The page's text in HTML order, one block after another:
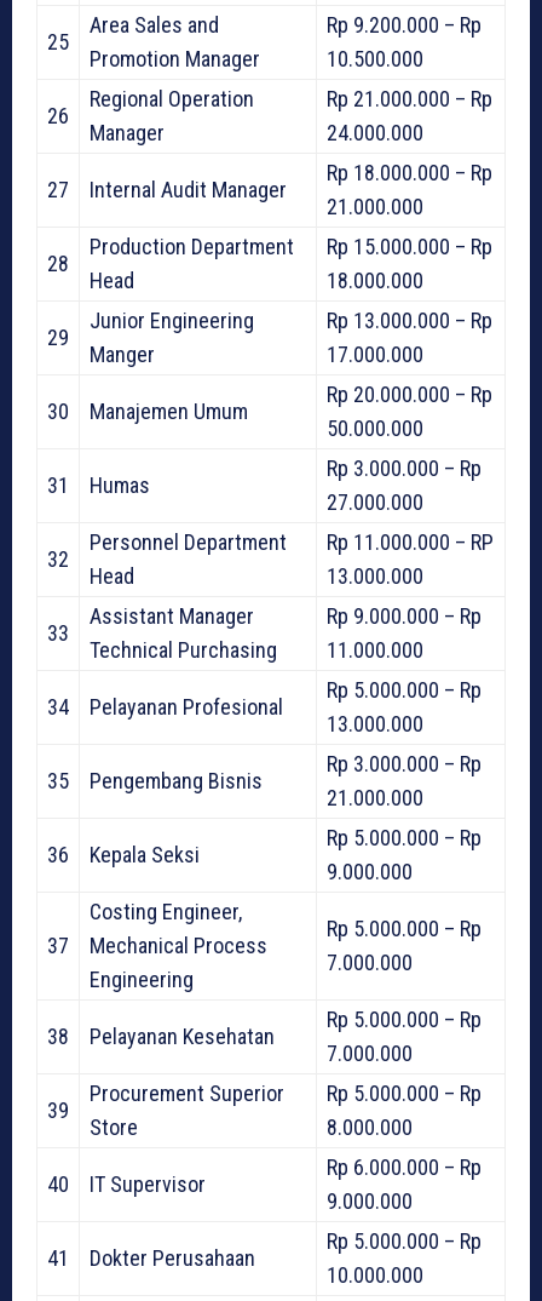
25
Area Sales and
Promotion Manager
Rp 9.200.000 – Rp
10.500.000
26
Regional Operation
Manager
Rp 21.000.000 – Rp
24.000.000
27 Internal Audit Manager
Rp 18.000.000 – Rp
21.000.000
28
Production Department
Head
Rp 15.000.000 – Rp
18.000.000
29
Junior Engineering
Manger
Rp 13.000.000 – Rp
17.000.000
30 Manajemen Umum
Rp 20.000.000 – Rp
50.000.000
31 Humas
Rp 3.000.000 – Rp
27.000.000
32
Personnel Department
Head
Rp 11.000.000 – RP
13.000.000
33
Assistant Manager
Technical Purchasing
Rp 9.000.000 – Rp
11.000.000
34 Pelayanan Profesional
Rp 5.000.000 – Rp
13.000.000
35 Pengembang Bisnis
Rp 3.000.000 – Rp
21.000.000
36 Kepala Seksi
Rp 5.000.000 – Rp
9.000.000
37
Costing Engineer,
Mechanical Process
Engineering
Rp 5.000.000 – Rp
7.000.000
38 Pelayanan Kesehatan
Rp 5.000.000 – Rp
7.000.000
39
Procurement Superior
Store
Rp 5.000.000 – Rp
8.000.000
40 IT Supervisor
Rp 6.000.000 – Rp
9.000.000
41 Dokter Perusahaan
Rp 5.000.000 – Rp
10.000.000